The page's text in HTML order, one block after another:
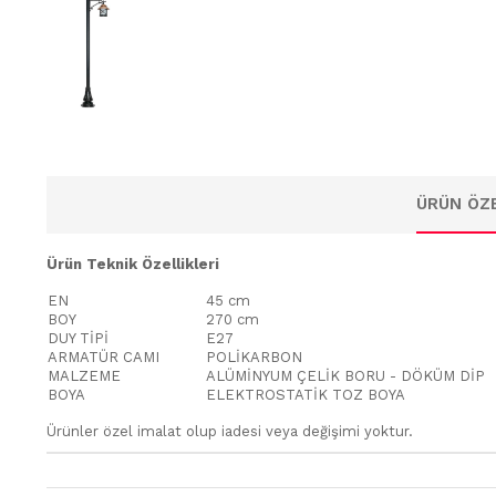
ÜRÜN
Ürün Teknik Özellikleri
EN
45 cm
BOY
270 cm
DUY TİPİ
E27
ARMATÜR CAMI
POLİKARBON
MALZEME
ALÜMİNYUM ÇELİK BORU - DÖKÜM DİP
BOYA
ELEKTROSTATİK TOZ BOYA
Ürünler özel imalat olup iadesi veya değişimi yoktur.